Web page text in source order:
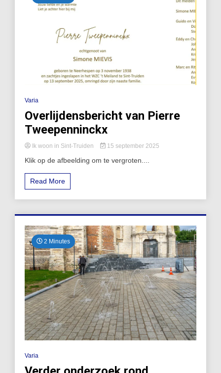
Varia
Overlijdensbericht van Pierre
Tweepenninckx
Ik woon in Sint-Truiden 15 september 2025
Klik op de afbeelding om te vergroten....
Read More
2 Minutes
Varia